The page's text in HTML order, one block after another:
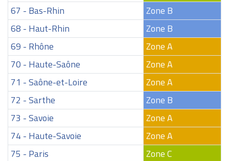
67 - Bas-Rhin
Zone B
68 - Haut-Rhin
Zone B
69 - Rhône
Zone A
70 - Haute-Saône
Zone A
71 - Saône-et-Loire
Zone A
72 - Sarthe
Zone B
73 - Savoie
Zone A
74 - Haute-Savoie
Zone A
75 - Paris
Zone C